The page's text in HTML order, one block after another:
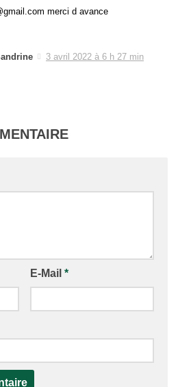
merci d avance
3 avril 2022 à 6 h 27 min
E-Mail *